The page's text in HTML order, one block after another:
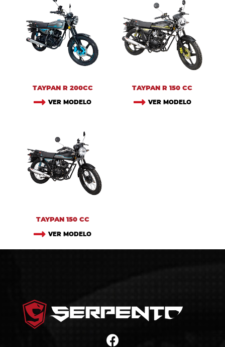
TAYPAN R 200CC
VER MODELO
TAYPAN R 150 CC
VER MODELO
TAYPAN 150 CC
VER MODELO